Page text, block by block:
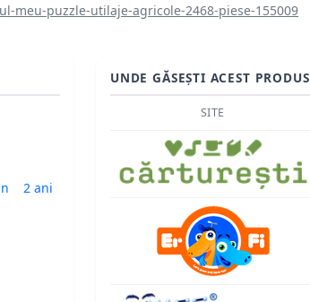
meu-puzzle-utilaje-agricole-2468-piese-155009
2 ani
UNDE GĂSEȘTI ACEST PRODUS
SITE